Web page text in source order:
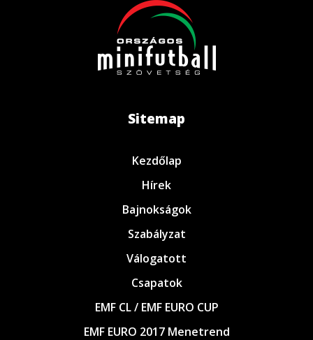
Sitemap
Kezdőlap
Hírek
Bajnokságok
Szabályzat
Válogatott
Csapatok
EMF CL / EMF EURO CUP
EMF EURO 2017 Menetrend